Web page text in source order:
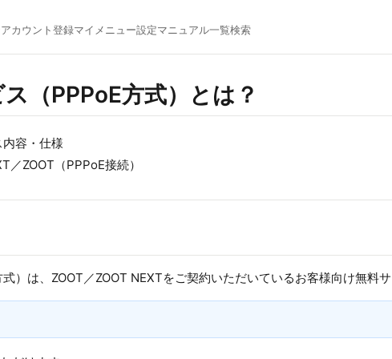
アカウント登録マイメニュー設定マニュアル一覧検索
（PPPoE方式）とは？
容・仕様
／ZOOT（PPPoE接続）
）は、ZOOT／ZOOT NEXTをご契約いただいているお客様向け無料サ